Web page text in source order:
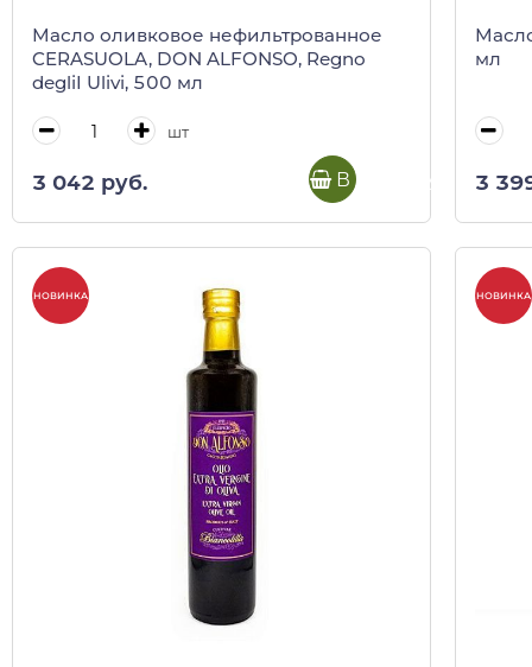
Масло оливковое нефильтрованное
CERASUOLA, DON ALFONSO, Regno
degliI Ulivi, 500 мл
шт
3 042 руб. В корзину
мл
3
НОВИНКА НОВИНКА